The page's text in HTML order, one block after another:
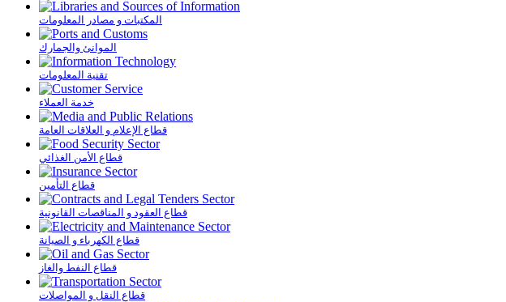
المكتبات و مصادر المعلومات
الموانئ والجمارك
تقنية المعلومات
خدمة العملاء
قطاع الإعلام و العلاقات العامة
قطاع الأمن الغذائي
قطاع التأمين
قطاع العقود و المناقصات القانونية
قطاع الكهرباء و الصيانة
قطاع النفط والغاز
قطاع النقل و المواصلات